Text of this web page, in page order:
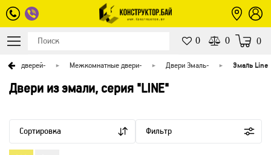
0 0 0
дверей- Межкомнатные двери- Двери Эмаль- Эмаль Line
Двери из эмали, серия "LINE"
Сортировка Фильтр